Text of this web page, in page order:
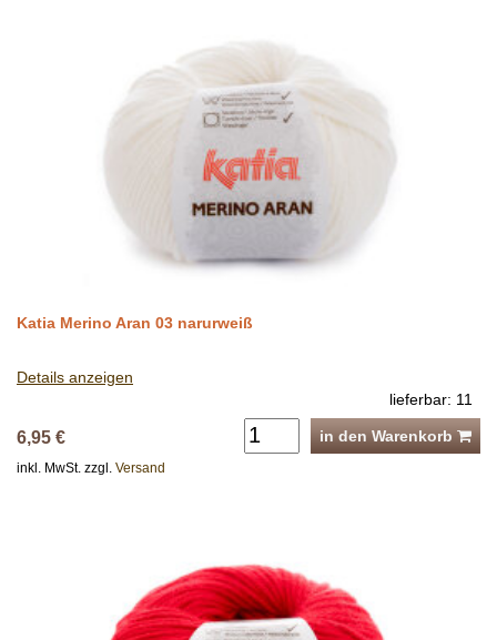
Katia Merino Aran 03 narurweiß
Details anzeigen
lieferbar: 11
6,95 € in den Warenkorb
inkl. MwSt. zzgl. Versand